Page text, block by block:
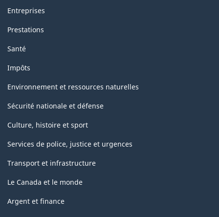
Entreprises
Prestations
Santé
Impôts
Environnement et ressources naturelles
Sécurité nationale et défense
Culture, histoire et sport
Services de police, justice et urgences
Transport et infrastructure
Le Canada et le monde
Argent et finance